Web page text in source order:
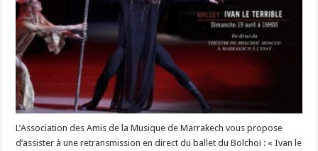
à
Marrakech
L’Association des Amis de la Musique de Marrakech vous propose
d’assister à une retransmission en direct du ballet du Bolchoï : « Ivan le